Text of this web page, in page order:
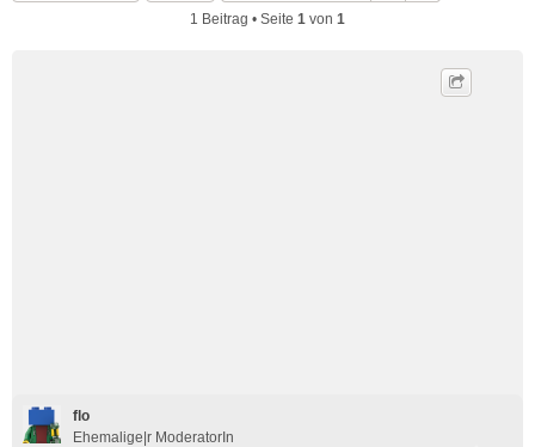
1 Beitrag • Seite 1 von 1
flo
Ehemalige|r ModeratorIn